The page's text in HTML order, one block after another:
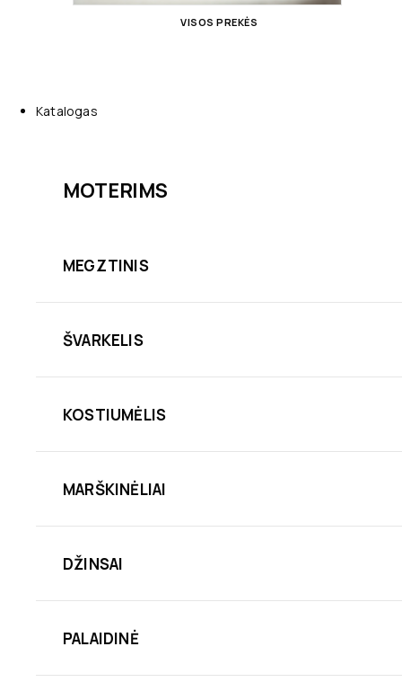
VISOS PREKĖS
Katalogas
MOTERIMS
MEGZTINIS
ŠVARKELIS
KOSTIUMĖLIS
MARŠKINĖLIAI
DŽINSAI
PALAIDINĖ